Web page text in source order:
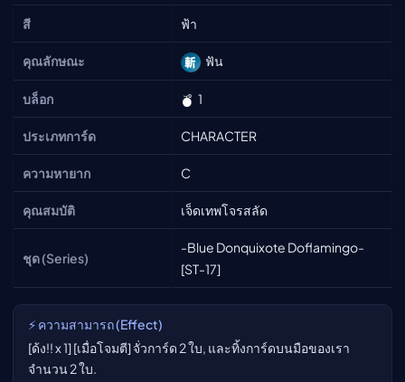
สี ฟ้า
คุณลักษณะ ฟัน
บล็อก 1
ประเภทการ์ด CHARACTER
ความหายาก C
คุณสมบัติ เจ็ดเทพโจรสลัด
ชุด (Series)
-Blue Donquixote Doflamingo-
[ST-17]
⚡ ความสามารถ (Effect)
[ด้ง!! x 1] [เมื่อโจมตี] จั่วการ์ด 2 ใบ, และทิ้งการ์ดบนมือของเรา
จำนวน 2 ใบ.